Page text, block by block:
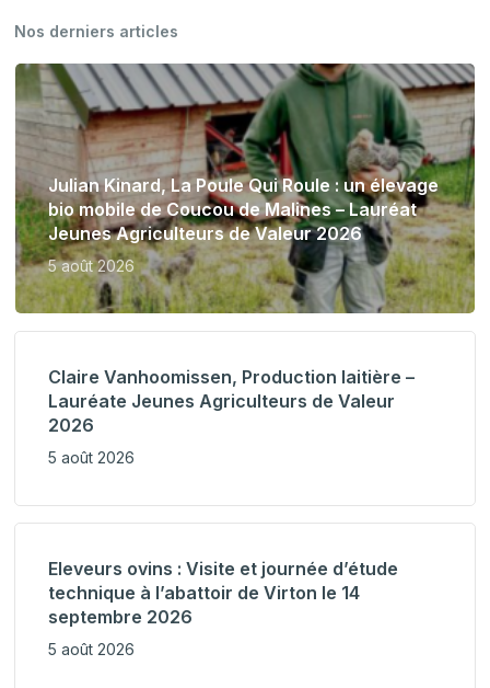
Nos derniers articles
Julian Kinard, La Poule Qui Roule : un élevage
bio mobile de Coucou de Malines – Lauréat
Jeunes Agriculteurs de Valeur 2026
5 août 2026
Claire Vanhoomissen, Production laitière –
Lauréate Jeunes Agriculteurs de Valeur
2026
5 août 2026
Eleveurs ovins : Visite et journée d’étude
technique à l’abattoir de Virton le 14
septembre 2026
5 août 2026